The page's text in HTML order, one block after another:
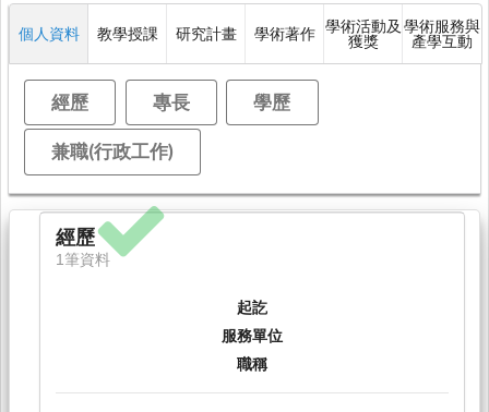
個人資料 教學授課 研究計畫 學術著作 學術活動及
獲獎
學術服務與
產學互動
經歷 專長 學歷
兼職(行政工作)
經歷
1筆資料
起訖
服務單位
職稱